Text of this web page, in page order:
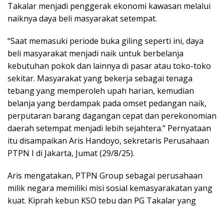
Takalar menjadi penggerak ekonomi kawasan melalui
naiknya daya beli masyarakat setempat.
“Saat memasuki periode buka giling seperti ini, daya
beli masyarakat menjadi naik untuk berbelanja
kebutuhan pokok dan lainnya di pasar atau toko-toko
sekitar. Masyarakat yang bekerja sebagai tenaga
tebang yang memperoleh upah harian, kemudian
belanja yang berdampak pada omset pedangan naik,
perputaran barang dagangan cepat dan perekonomian
daerah setempat menjadi lebih sejahtera.” Pernyataan
itu disampaikan Aris Handoyo, sekretaris Perusahaan
PTPN I di Jakarta, Jumat (29/8/25).
Aris mengatakan, PTPN Group sebagai perusahaan
milik negara memiliki misi sosial kemasyarakatan yang
kuat. Kiprah kebun KSO tebu dan PG Takalar yang